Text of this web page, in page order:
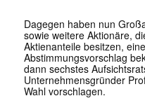
Dagegen haben nun
sowie weitere Aktionäre,
Aktienanteile besitzen,
Abstimmungsvorschlag
dann sechstes
Unternehmensgründer
Wahl vorschlagen.